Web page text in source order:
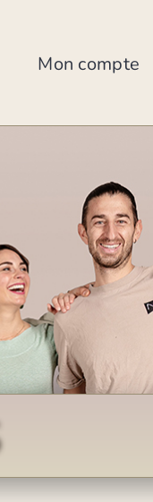
Mon compte